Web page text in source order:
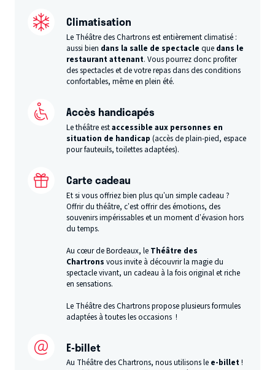
Climatisation
Le Théâtre des Chartrons est entièrement climatisé :
aussi bien dans la salle de spectacle que dans le
restaurant attenant. Vous pourrez donc profiter
des spectacles et de votre repas dans des conditions
confortables, même en plein été.
Accès handicapés
Le théâtre estaccessible aux personnes en
situation de handicap (accès de plain-pied, espace
pour fauteuils, toilettes adaptées).
Carte cadeau
Et si vous offriez bien plus qu’un simple cadeau ?
Offrir du théâtre, c’est offrir des émotions, des
souvenirs impérissables et un moment d’évasion hors
du temps.
Au cœur de Bordeaux, le Théâtre des
Chartrons vous invite à découvrir la magie du
spectacle vivant, un cadeau à la fois original et riche
en sensations.
Le Théâtre des Chartrons propose plusieurs formules
adaptées à toutes les occasions !
E-billet
Au Théâtre des Chartrons, nous utilisons le e-billet!